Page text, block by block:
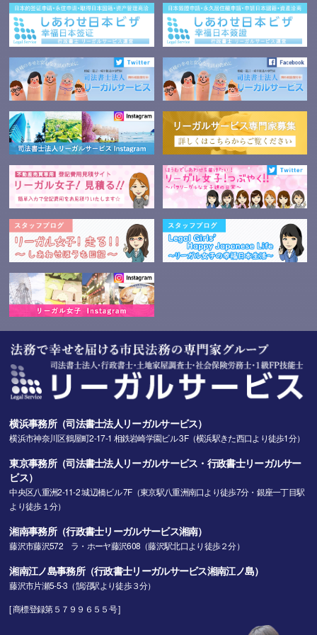
横浜事務所（司法書士法人リーガルサービス）
横浜市神奈川区鶴屋町2-17-1 相鉄岩崎学園ビル 3F（横浜駅きた西口より徒歩1分）
東京事務所（司法書士法人リーガルサービス・行政書士リーガルサー
ビス）
中央区八重洲2-11-2 城辺橋ビル 7F（東京駅八重洲南口より徒歩7分・銀座一丁目駅
より徒歩１分）
湘南事務所（行政書士リーガルサービス湘南）
藤沢市藤沢572 ラ・ホーヤ藤沢608（藤沢駅北口より徒歩２分）
湘南江ノ島事務所（行政書士リーガルサービス湘南江ノ島）
藤沢市片瀬5-5-3（鵠沼駅より徒歩３分）
[ 商標登録第５７９９６５５号 ]